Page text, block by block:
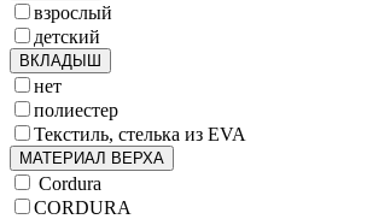
взрослый
детский
ВКЛАДЫШ
нет
полиестер
Текстиль, стелька из EVA
МАТЕРИАЛ ВЕРХА
Cordura
CORDURA